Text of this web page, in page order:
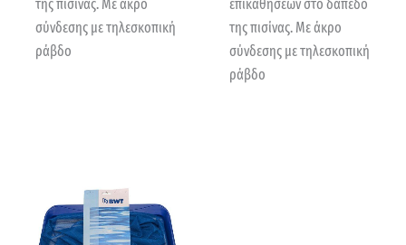
της πισίνας. Με άκρο
σύνδεσης με τηλεσκοπική
ράβδο
επικαθήσεων στο δάπεδο
της πισίνας. Με άκρο
σύνδεσης με τηλεσκοπική
ράβδο